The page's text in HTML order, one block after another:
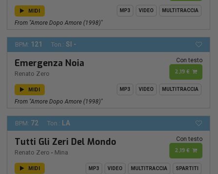
MIDI MP3 VIDEO MULTITRACCIA
From "amore Dopo Amore (1998)"
BPM: 121 Ton.: SI -
Emergenza Noia
Renato Zero
Con testo
2,19 €
MIDI MP3 VIDEO MULTITRACCIA
From "amore Dopo Amore (1998)"
BPM: 72 Ton.: LA
Tutti Gli Zeri Del Mondo
Renato Zero - Mina
Con testo
2,19 €
MIDI MP3 VIDEO MULTITRACCIA SPARTITI